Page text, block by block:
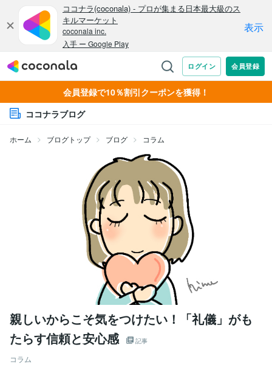
会員登録で10％割引クーポンを獲得！
ココナラブログ
ホーム ブログトップ ブログ コラム
親しいからこそ気をつけたい！「礼儀」がも
たらす信頼と安心感
記事
コラム